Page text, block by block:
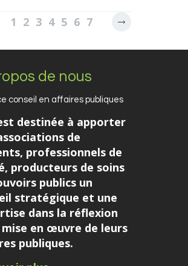
1 2 3 4 5 6 7
de nous
conseil en affaires publiques
destinée à apporter
de
professionnels de
producteurs de soins
publics un
stratégique et une
dans la réflexion
en œuvre de leurs
publiques.